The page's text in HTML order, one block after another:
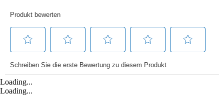
Loading...
Loading...